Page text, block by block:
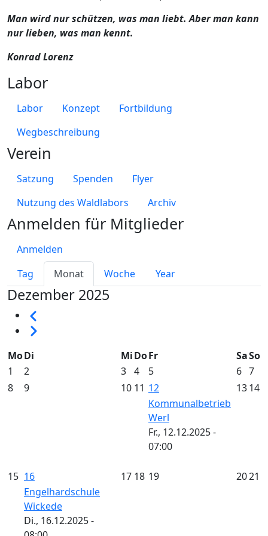
Primary tabs
Tag Monat Woche Year
Dezember 2025
Seitennummerierung
Weiter
MoDi MiDoFr SaSo
1
2 3 4 5 6 7
8
9 10 11 12 1314
Kommunalbetrieb
Werl
Fr., 12.12.2025 -
07:00
15 16 17 18 19 2021
Engelhardschule
Wickede
Di., 16.12.2025 -
Man wird nur schützen, was man liebt. Aber man kann
nur lieben, was man kennt.
Konrad Lorenz
Labor
Labor Konzept
Fortbildung
Wegbeschreibung
Verein
Satzung Spenden
Flyer
Nutzung des Waldlabors
Archiv
Anmelden für Mitglieder
Anmelden